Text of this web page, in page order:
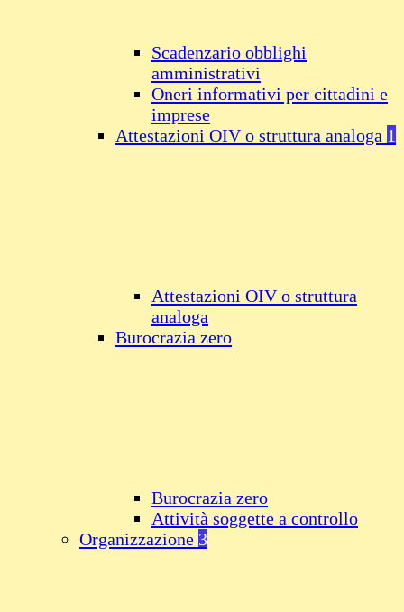
Scadenzario obblighi
amministrativi
Oneri informativi per cittadini e
imprese
Attestazioni OIV o struttura analoga 1
Attestazioni OIV o struttura
analoga
Burocrazia zero
Burocrazia zero
Attività soggette a controllo
Organizzazione 3